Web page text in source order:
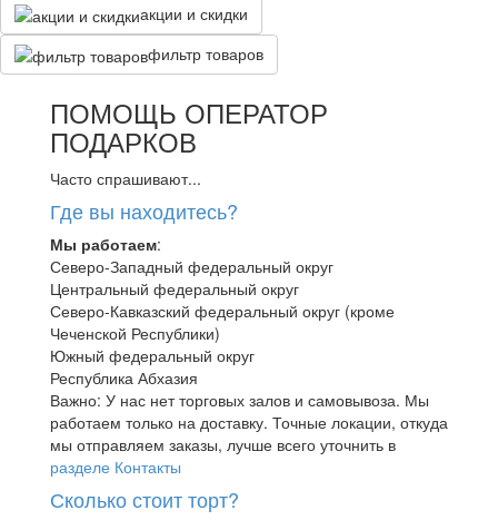
акции и скидки
фильтр товаров
ПОМОЩЬ ОПЕРАТОР
ПОДАРКОВ
Часто спрашивают...
Где вы находитесь?
Мы работаем:
Северо-Западный федеральный округ
Центральный федеральный округ
Северо-Кавказский федеральный округ (кроме
Чеченской Республики)
Южный федеральный округ
Республика Абхазия
Важно: У нас нет торговых залов и самовывоза. Мы
работаем только на доставку. Точные локации, откуда
мы отправляем заказы, лучше всего уточнить в
разделе Контакты
Сколько стоит торт?